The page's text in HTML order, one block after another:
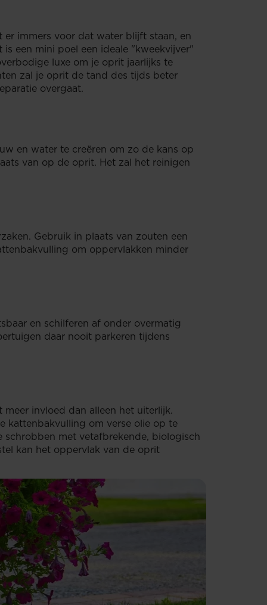
immers voor dat water blijft staan, en
een mini poel een ideale "kweekvijver"
luxe om je oprit jaarlijks te
zal je oprit de tand des tijds beter
overgaat.
en water te creëren om zo de kans op
van op de oprit. Het zal het reinigen
Gebruik in plaats van zouten een
om oppervlakken minder
en schilferen af ​​onder overmatig
daar nooit parkeren tijdens
invloed dan alleen het uiterlijk.
kattenbakvulling om verse olie op te
met vetafbrekende, biologisch
kan het oppervlak van de oprit